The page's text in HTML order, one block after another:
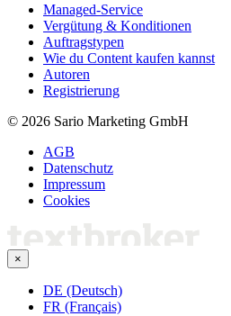
Managed-Service
Vergütung & Konditionen
Auftragstypen
Wie du Content kaufen kannst
Autoren
Registrierung
© 2026 Sario Marketing GmbH
AGB
Datenschutz
Impressum
Cookies
×
DE (Deutsch)
FR (Français)